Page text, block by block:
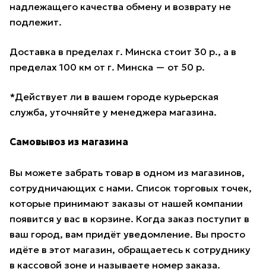
надлежащего качества обмену и возврату не
подлежит.
Доставка в пределах г. Минска стоит 30 р., а в
пределах 100 км от г. Минска — от 50 р.
*Действует ли в вашем городе курьерская
служба, уточняйте у менеджера магазина.
Самовывоз из магазина
Вы можете забрать товар в одном из магазинов,
сотрудничающих с нами. Список торговых точек,
которые принимают заказы от нашей компании
появится у вас в корзине. Когда заказ поступит в
ваш город, вам придёт уведомление. Вы просто
идёте в этот магазин, обращаетесь к сотруднику
в кассовой зоне и называете номер заказа.